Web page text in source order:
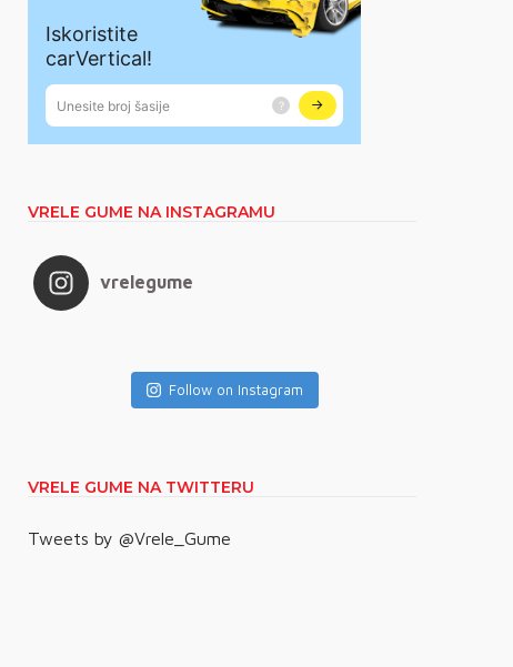
VRELE GUME NA INSTAGRAMU
vrelegume
Follow on Instagram
VRELE GUME NA TWITTERU
Tweets by @Vrele_Gume